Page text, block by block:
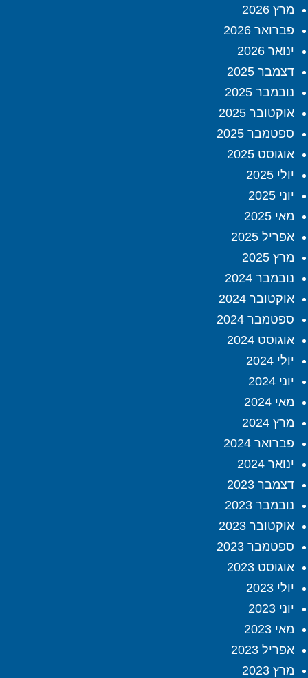
מרץ 2026
פברואר 2026
ינואר 2026
דצמבר 2025
נובמבר 2025
אוקטובר 2025
ספטמבר 2025
אוגוסט 2025
יולי 2025
יוני 2025
מאי 2025
אפריל 2025
מרץ 2025
נובמבר 2024
אוקטובר 2024
ספטמבר 2024
אוגוסט 2024
יולי 2024
יוני 2024
מאי 2024
מרץ 2024
פברואר 2024
ינואר 2024
דצמבר 2023
נובמבר 2023
אוקטובר 2023
ספטמבר 2023
אוגוסט 2023
יולי 2023
יוני 2023
מאי 2023
אפריל 2023
מרץ 2023